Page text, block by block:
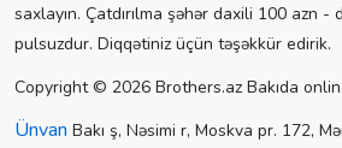
saxlayın. Çatdırılma şəhər daxili 100 azn -
pulsuzdur. Diqqətiniz üçün təşəkkür edirik.
Copyright © 2026 Brothers.az Bakıda
Ünvan Bakı ş, Nəsimi r, Moskva pr. 172,